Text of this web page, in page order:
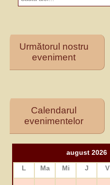
Următorul nostru
eveniment
Calendarul
evenimentelor
august 2026
L
Ma Mi J V